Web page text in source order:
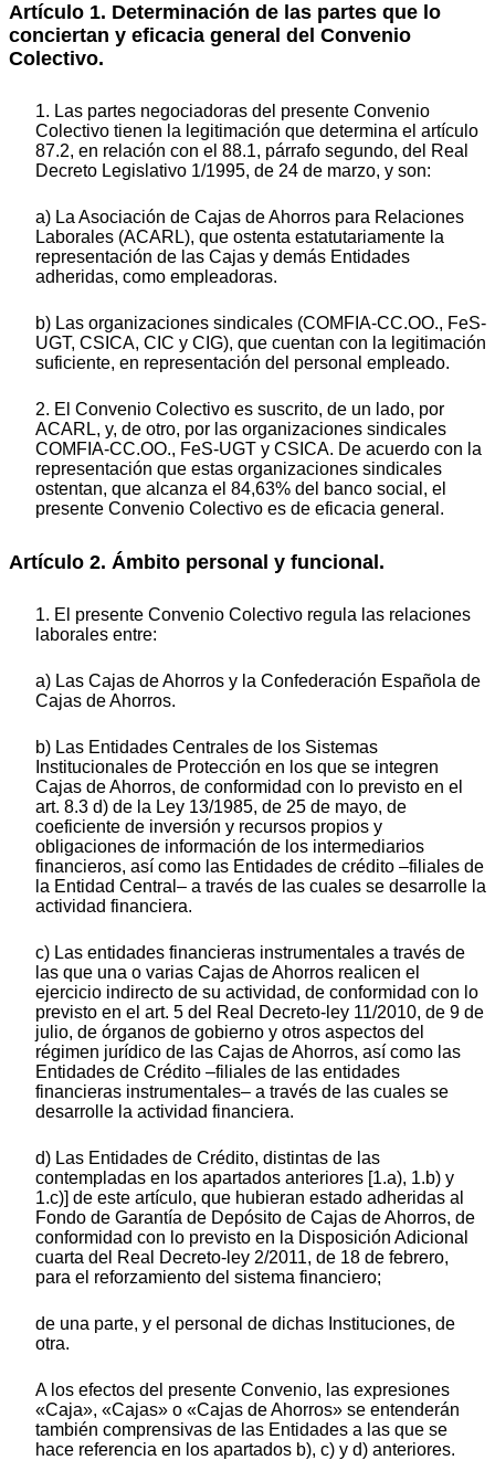
Artículo 1. Determinación de las partes que lo
conciertan y eficacia general del Convenio
Colectivo.
1. Las partes negociadoras del presente Convenio
Colectivo tienen la legitimación que determina el artículo
87.2, en relación con el 88.1, párrafo segundo, del Real
Decreto Legislativo 1/1995, de 24 de marzo, y son:
a) La Asociación de Cajas de Ahorros para Relaciones
Laborales (ACARL), que ostenta estatutariamente la
representación de las Cajas y demás Entidades
adheridas, como empleadoras.
b) Las organizaciones sindicales (COMFIA-CC.OO., FeS-
UGT, CSICA, CIC y CIG), que cuentan con la legitimación
suficiente, en representación del personal empleado.
2. El Convenio Colectivo es suscrito, de un lado, por
ACARL, y, de otro, por las organizaciones sindicales
COMFIA-CC.OO., FeS-UGT y CSICA. De acuerdo con la
representación que estas organizaciones sindicales
ostentan, que alcanza el 84,63% del banco social, el
presente Convenio Colectivo es de eficacia general.
Artículo 2. Ámbito personal y funcional.
1. El presente Convenio Colectivo regula las relaciones
laborales entre:
a) Las Cajas de Ahorros y la Confederación Española de
Cajas de Ahorros.
b) Las Entidades Centrales de los Sistemas
Institucionales de Protección en los que se integren
Cajas de Ahorros, de conformidad con lo previsto en el
art. 8.3 d) de la Ley 13/1985, de 25 de mayo, de
coeficiente de inversión y recursos propios y
obligaciones de información de los intermediarios
financieros, así como las Entidades de crédito –filiales de
la Entidad Central– a través de las cuales se desarrolle la
actividad financiera.
c) Las entidades financieras instrumentales a través de
las que una o varias Cajas de Ahorros realicen el
ejercicio indirecto de su actividad, de conformidad con lo
previsto en el art. 5 del Real Decreto-ley 11/2010, de 9 de
julio, de órganos de gobierno y otros aspectos del
régimen jurídico de las Cajas de Ahorros, así como las
Entidades de Crédito –filiales de las entidades
financieras instrumentales– a través de las cuales se
desarrolle la actividad financiera.
d) Las Entidades de Crédito, distintas de las
contempladas en los apartados anteriores [1.a), 1.b) y
1.c)] de este artículo, que hubieran estado adheridas al
Fondo de Garantía de Depósito de Cajas de Ahorros, de
conformidad con lo previsto en la Disposición Adicional
cuarta del Real Decreto-ley 2/2011, de 18 de febrero,
para el reforzamiento del sistema financiero;
de una parte, y el personal de dichas Instituciones, de
otra.
A los efectos del presente Convenio, las expresiones
«Caja», «Cajas» o «Cajas de Ahorros» se entenderán
también comprensivas de las Entidades a las que se
hace referencia en los apartados b), c) y d) anteriores.